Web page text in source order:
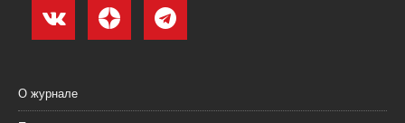
О журнале